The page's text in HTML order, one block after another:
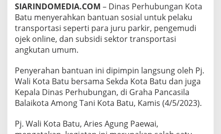
T
R
A
N
S
R
T
S
I
SIARINDOMEDIA.COM – Dinas Perhubungan Kota
Batu menyerahkan bantuan sosial untuk pelaku
transportasi seperti para juru parkir, pengemudi
ojek online, dan subsidi sektor transportasi
angkutan umum.
Penyerahan bantuan ini dipimpin langsung oleh Pj.
Wali Kota Batu bersama Sekda Kota Batu dan juga
Kepala Dinas Perhubungan, di Graha Pancasila
Balaikota Among Tani Kota Batu, Kamis (4/5/2023).
Pj. Wali Kota Batu, Aries Agung Paewai,